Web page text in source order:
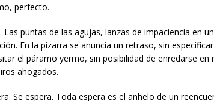
perfecto.
Las puntas de las agujas, lanzas de impaciencia en
En la pizarra se anuncia un retraso, sin
el páramo yermo, sin posibilidad de enredarse
ahogados.
Se espera. Toda espera es el anhelo de un